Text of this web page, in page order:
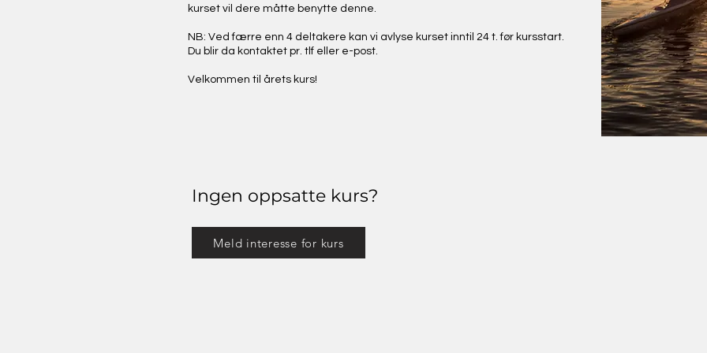
kurset vil dere måtte benytte denne.
NB: Ved færre enn 4 deltakere kan vi avlyse kurset inntil 24 t. før kursstart.
Du blir da kontaktet pr. tlf eller e-post.
Velkommen til årets kurs!
Ingen oppsatte kurs?
Meld interesse for kurs